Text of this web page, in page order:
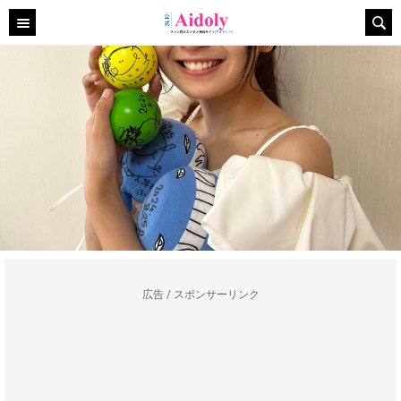
広告 / スポンサーリンク